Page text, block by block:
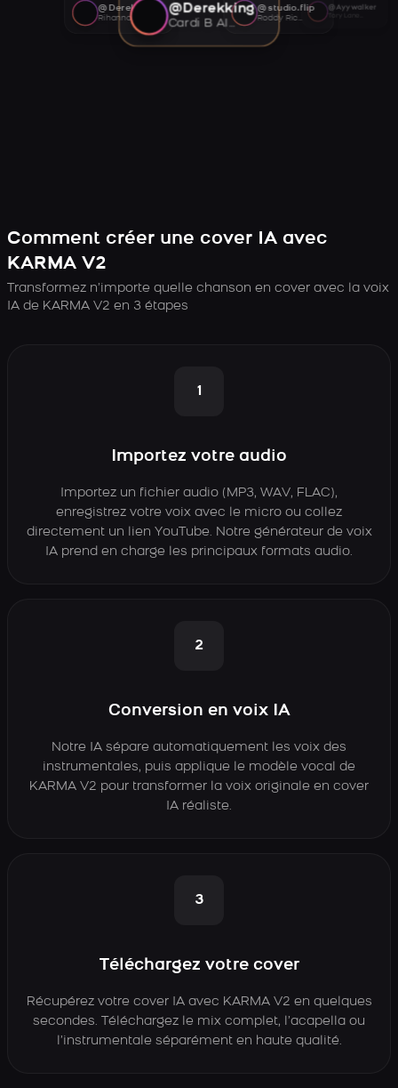
@Derekking
Cardi B AI voice
@studio.flip
Roddy Ricch AI voice
@Ayywalker
@Derekking
Rihanna AI voice
Comment créer une cover IA avec
KARMA V2
Transformez n’importe quelle chanson en cover avec la voix
IA de KARMA V2 en 3 étapes
1
Importez votre audio
Importez un fichier audio (MP3, WAV, FLAC),
enregistrez votre voix avec le micro ou collez
directement un lien YouTube. Notre générateur de voix
IA prend en charge les principaux formats audio.
2
Conversion en voix IA
Notre IA sépare automatiquement les voix des
instrumentales, puis applique le modèle vocal de
KARMA V2 pour transformer la voix originale en cover
IA réaliste.
3
Téléchargez votre cover
Récupérez votre cover IA avec KARMA V2 en quelques
secondes. Téléchargez le mix complet, l’acapella ou
l’instrumentale séparément en haute qualité.